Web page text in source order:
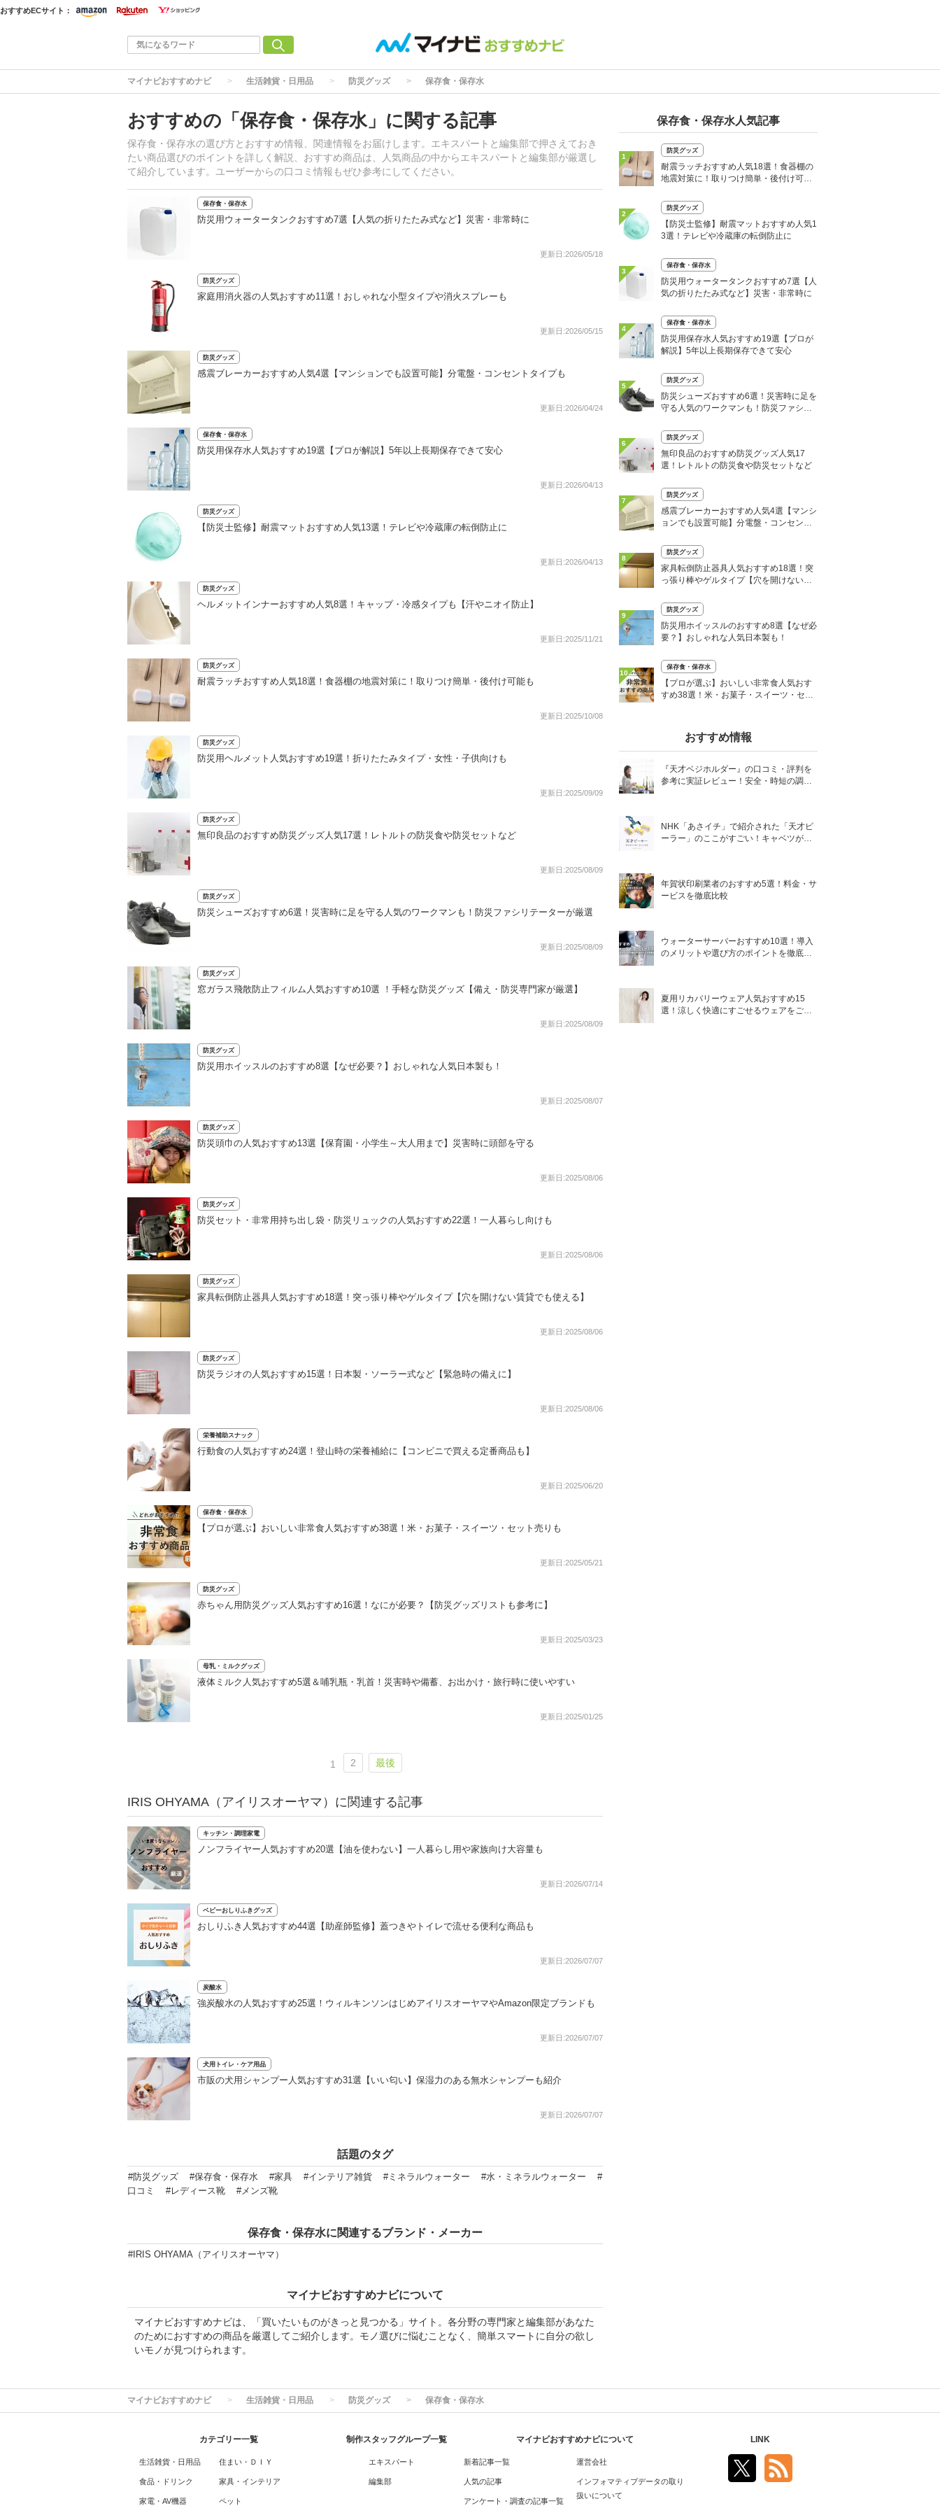
おすすめECサイト：
マイナビおすすめナビ 生活雑貨・日用品 防災グッズ 保存食・保存水
おすすめの「保存食・保存水」に関する記事
保存食・保存水の選び方とおすすめ情報、関連情報をお届けします。エキスパートと編集部で押さえておき
たい商品選びのポイントを詳しく解説、おすすめ商品は、人気商品の中からエキスパートと編集部が厳選し
て紹介しています。ユーザーからの口コミ情報もぜひ参考にしてください。
保存食・保存水
防災用ウォータータンクおすすめ7選【人気の折りたたみ式など】災害・非常時に
更新日:2026/05/18
防災グッズ
家庭用消火器の人気おすすめ11選！おしゃれな小型タイプや消火スプレーも
更新日:2026/05/15
防災グッズ
感震ブレーカーおすすめ人気4選【マンションでも設置可能】分電盤・コンセントタイプも
更新日:2026/04/24
保存食・保存水
防災用保存水人気おすすめ19選【プロが解説】5年以上長期保存できて安心
更新日:2026/04/13
防災グッズ
【防災士監修】耐震マットおすすめ人気13選！テレビや冷蔵庫の転倒防止に
更新日:2026/04/13
防災グッズ
ヘルメットインナーおすすめ人気8選！キャップ・冷感タイプも【汗やニオイ防止】
更新日:2025/11/21
防災グッズ
耐震ラッチおすすめ人気18選！食器棚の地震対策に！取りつけ簡単・後付け可能も
更新日:2025/10/08
防災グッズ
防災用ヘルメット人気おすすめ19選！折りたたみタイプ・女性・子供向けも
更新日:2025/09/09
防災グッズ
無印良品のおすすめ防災グッズ人気17選！レトルトの防災食や防災セットなど
更新日:2025/08/09
防災グッズ
防災シューズおすすめ6選！災害時に足を守る人気のワークマンも！防災ファシリテーターが厳選
更新日:2025/08/09
防災グッズ
窓ガラス飛散防止フィルム人気おすすめ10選 ！手軽な防災グッズ【備え・防災専門家が厳選】
更新日:2025/08/09
防災グッズ
防災用ホイッスルのおすすめ8選【なぜ必要？】おしゃれな人気日本製も！
更新日:2025/08/07
防災グッズ
防災頭巾の人気おすすめ13選【保育園・小学生～大人用まで】災害時に頭部を守る
更新日:2025/08/06
防災グッズ
防災セット・非常用持ち出し袋・防災リュックの人気おすすめ22選！一人暮らし向けも
更新日:2025/08/06
防災グッズ
家具転倒防止器具人気おすすめ18選！突っ張り棒やゲルタイプ【穴を開けない賃貸でも使える】
更新日:2025/08/06
防災グッズ
防災ラジオの人気おすすめ15選！日本製・ソーラー式など【緊急時の備えに】
更新日:2025/08/06
栄養補助スナック
行動食の人気おすすめ24選！登山時の栄養補給に【コンビニで買える定番商品も】
更新日:2025/06/20
保存食・保存水
【プロが選ぶ】おいしい非常食人気おすすめ38選！米・お菓子・スイーツ・セット売りも
更新日:2025/05/21
防災グッズ
赤ちゃん用防災グッズ人気おすすめ16選！なにが必要？【防災グッズリストも参考に】
更新日:2025/03/23
母乳・ミルクグッズ
液体ミルク人気おすすめ5選＆哺乳瓶・乳首！災害時や備蓄、お出かけ・旅行時に使いやすい
更新日:2025/01/25
1 2 最後
IRIS OHYAMA（アイリスオーヤマ）に関連する記事
キッチン・調理家電
ノンフライヤー人気おすすめ20選【油を使わない】一人暮らし用や家族向け大容量も
更新日:2026/07/14
ベビーおしりふきグッズ
おしりふき人気おすすめ44選【助産師監修】蓋つきやトイレで流せる便利な商品も
更新日:2026/07/07
炭酸水
強炭酸水の人気おすすめ25選！ウィルキンソンはじめアイリスオーヤマやAmazon限定ブランドも
更新日:2026/07/07
犬用トイレ・ケア用品
市販の犬用シャンプー人気おすすめ31選【いい匂い】保湿力のある無水シャンプーも紹介
更新日:2026/07/07
話題のタグ
#防災グッズ #保存食・保存水 #家具 #インテリア雑貨 #ミネラルウォーター #水・ミネラルウォーター
#
口コミ
#レディース靴 #メンズ靴
保存食・保存水に関連するブランド・メーカー
#IRIS OHYAMA（アイリスオーヤマ）
マイナビおすすめナビについて
マイナビおすすめナビは、「買いたいものがきっと見つかる」サイト。各分野の専門家と編集部があなた
のためにおすすめの商品を厳選してご紹介します。モノ選びに悩むことなく、簡単スマートに自分の欲し
いモノが見つけられます。
保存食・保存水人気記事
1
防災グッズ
耐震ラッチおすすめ人気18選！食器棚の
地震対策に！取りつけ簡単・後付け可能
2
防災グッズ
【防災士監修】耐震マットおすすめ人気1
3選！テレビや冷蔵庫の転倒防止に
3
保存食・保存水
防災用ウォータータンクおすすめ7選【人
気の折りたたみ式など】災害・非常時に
4
保存食・保存水
防災用保存水人気おすすめ19選【プロが
解説】5年以上長期保存できて安心
5
防災グッズ
防災シューズおすすめ6選！災害時に足を
守る人気のワークマンも！防災ファシリ
6
防災グッズ
無印良品のおすすめ防災グッズ人気17
選！レトルトの防災食や防災セットなど
7
防災グッズ
感震ブレーカーおすすめ人気4選【マンシ
ョンでも設置可能】分電盤・コンセント
8
防災グッズ
家具転倒防止器具人気おすすめ18選！突
っ張り棒やゲルタイプ【穴を開けない賃
9
防災グッズ
防災用ホイッスルのおすすめ8選【なぜ必
要？】おしゃれな人気日本製も！
10
保存食・保存水
【プロが選ぶ】おいしい非常食人気おす
すめ38選！米・お菓子・スイーツ・セッ
おすすめ情報
『天才ベジホルダー』の口コミ・評判を
参考に実証レビュー！安全・時短の調理
NHK「あさイチ」で紹介された「天才ピ
ーラー」のここがすごい！キャベツがほ
年賀状印刷業者のおすすめ5選！料金・サ
ービスを徹底比較
ウォーターサーバーおすすめ10選！導入
のメリットや選び方のポイントを徹底解
夏用リカバリーウェア人気おすすめ15
選！涼しく快適にすごせるウェアをご紹
マイナビおすすめナビ 生活雑貨・日用品 防災グッズ 保存食・保存水
カテゴリー一覧
生活雑貨・日用品
食品・ドリンク
家電・AV機器
住まい・ＤＩＹ
家具・インテリア
ペット
制作スタッフグループ一覧
エキスパート
編集部
マイナビおすすめナビについて
新着記事一覧
人気の記事
アンケート・調査の記事一覧
運営会社
インフォマティブデータの取り
扱いについて
LINK